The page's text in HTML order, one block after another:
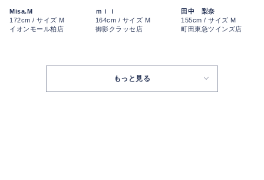
Misa.M
172cm / サイズ M
イオンモール柏店
ｍｉｉ
164cm / サイズ M
御影クラッセ店
田中 梨奈
155cm / サイズ M
町田東急ツインズ店
もっと見る